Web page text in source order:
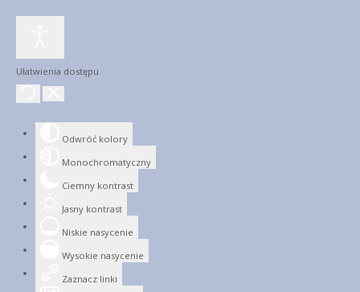
Ułatwienia dostępu
Odwróć kolory
Monochromatyczny
Ciemny kontrast
Jasny kontrast
Niskie nasycenie
Wysokie nasycenie
Zaznacz linki